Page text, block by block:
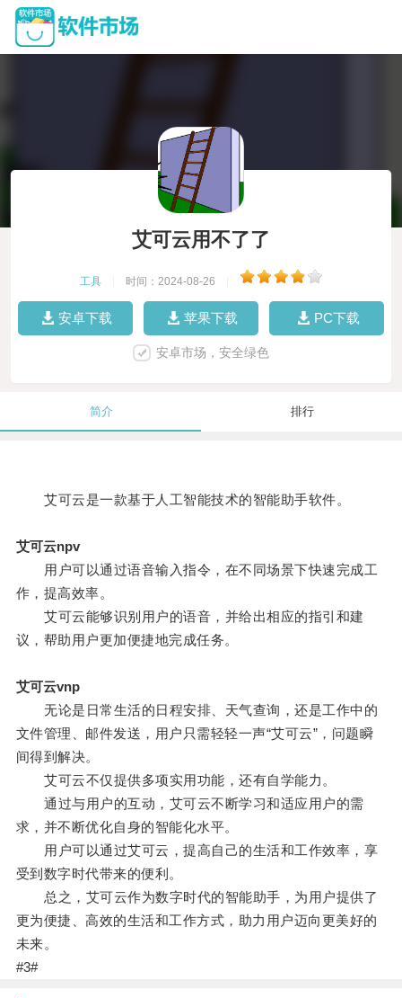
艾可云用不了了
工具 时间：2024-08-26
安卓下载 苹果下载 PC下载
安卓市场，安全绿色
简介 排行
艾可云是一款基于人工智能技术的智能助手软件。
艾可云npv
用户可以通过语音输入指令，在不同场景下快速完成工
作，提高效率。
艾可云能够识别用户的语音，并给出相应的指引和建
议，帮助用户更加便捷地完成任务。
艾可云vnp
无论是日常生活的日程安排、天气查询，还是工作中的
文件管理、邮件发送，用户只需轻轻一声“艾可云”，问题瞬
间得到解决。
艾可云不仅提供多项实用功能，还有自学能力。
通过与用户的互动，艾可云不断学习和适应用户的需
求，并不断优化自身的智能化水平。
用户可以通过艾可云，提高自己的生活和工作效率，享
受到数字时代带来的便利。
总之，艾可云作为数字时代的智能助手，为用户提供了
更为便捷、高效的生活和工作方式，助力用户迈向更美好的
未来。
#3#